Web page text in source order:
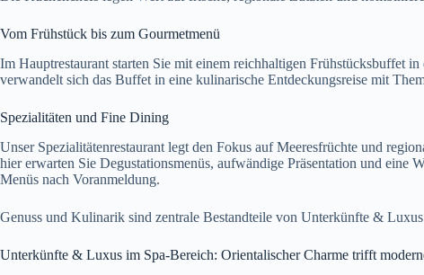
Vom Frühstück bis zum Gourmetmenü
Im Hauptrestaurant starten Sie mit einem reichhaltigen Frühstücksbuffet
verwandelt sich das Buffet in eine kulinarische Entdeckungsreise mit
Spezialitäten und Fine Dining
Unser Spezialitätenrestaurant legt den Fokus auf Meeresfrüchte und
hier erwarten Sie Degustationsmenüs, aufwändige Präsentation und
Menüs nach Voranmeldung.
Genuss und Kulinarik sind zentrale Bestandteile von Unterkünfte &
Unterkünfte & Luxus im Spa-Bereich: Orientalischer Charme trifft